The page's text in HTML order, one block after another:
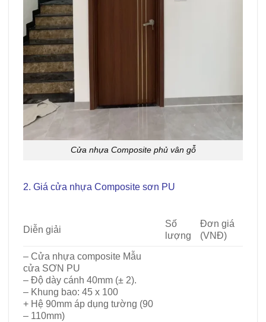
Cửa nhựa Composite phủ vân gỗ
2. Giá cửa nhựa Composite sơn PU
Diễn giải
Số
lượng
Đơn giá
(VNĐ)
– Cửa nhựa composite Mẫu
cửa SƠN PU
– Độ dày cánh 40mm (± 2).
– Khung bao: 45 x 100
+ Hệ 90mm áp dụng tường (90
– 110mm)